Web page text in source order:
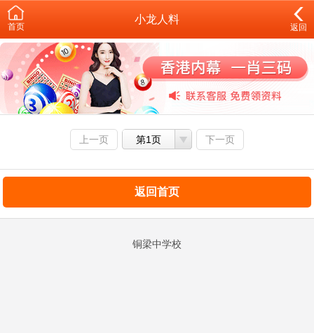
首页
小龙人料
返回
上一页 第1页 下一页
返回首页
铜梁中学校